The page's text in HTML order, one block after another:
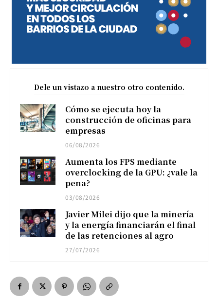
Dele un vistazo a nuestro otro contenido.
Cómo se ejecuta hoy la
construcción de oficinas para
empresas
06/08/2026
Aumenta los FPS mediante
overclocking de la GPU: ¿vale la
pena?
03/08/2026
Javier Milei dijo que la minería
y la energía financiarán el final
de las retenciones al agro
27/07/2026